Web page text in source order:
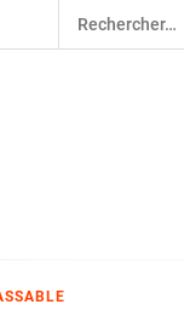
Rechercher :